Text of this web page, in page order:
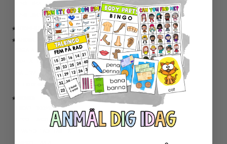
ENGELSKA HÖGFREKVENTA ORD
ENGELSK MUNTLIGA FÄRDIGHET
★ UTOMHUSPEDAGOGIK
★ ANDRA ÄMNEN
SOCIALA FÄRDIGHETER
SAMHÄLLSKUNSKAP
NATURVETENSKAP
RELIGIONSKUNSKAP
★ SERIER
UPPGIFTSKORT SVENSKA